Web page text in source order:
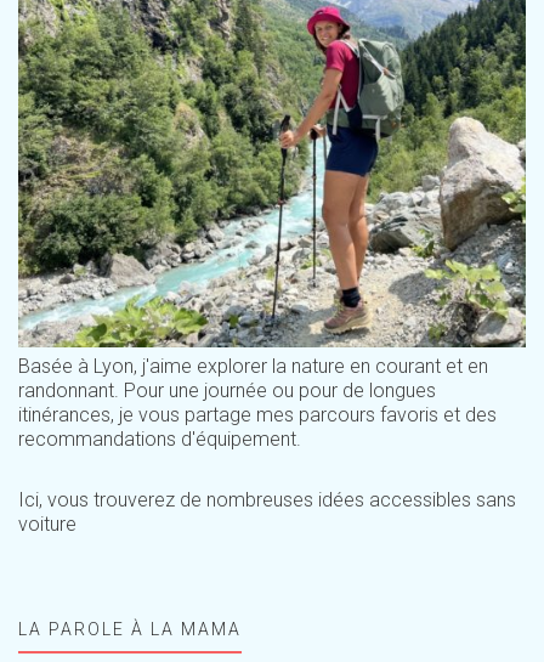
Basée à Lyon, j'aime explorer la nature en courant et en
randonnant. Pour une journée ou pour de longues
itinérances, je vous partage mes parcours favoris et des
recommandations d'équipement.
Ici, vous trouverez de nombreuses idées accessibles sans
voiture
LA PAROLE À LA MAMA